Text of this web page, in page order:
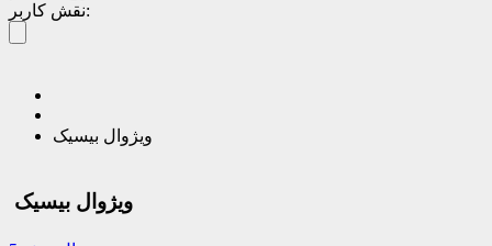
نقش کاربر:
ویژوال بیسیک
ویژوال بیسیک